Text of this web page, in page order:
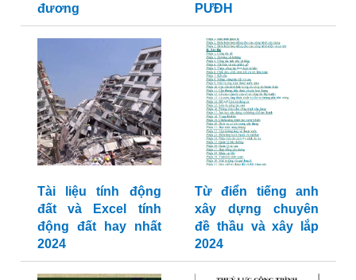
đương
PƯĐH
Tài liệu tính động
đất và Excel tính
động đất hay nhất
2024
Từ điển tiếng anh
xây dựng chuyên
đề thầu và xây lắp
2024